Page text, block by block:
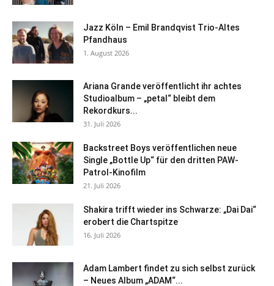
Jazz Köln – Emil Brandqvist Trio-Altes
Pfandhaus
1. August 2026
Ariana Grande veröffentlicht ihr achtes
Studioalbum – „petal“ bleibt dem
Rekordkurs...
31. Juli 2026
Backstreet Boys veröffentlichen neue
Single „Bottle Up“ für den dritten PAW-
Patrol-Kinofilm
21. Juli 2026
Shakira trifft wieder ins Schwarze: „Dai Dai“
erobert die Chartspitze
16. Juli 2026
Adam Lambert findet zu sich selbst zurück
– Neues Album „ADAM“...